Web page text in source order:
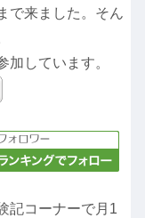
で来ました。そん
加しています。
記コーナーで月1